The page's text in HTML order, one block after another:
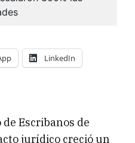
LinkedIn
Escribanos de
jurídico creció un